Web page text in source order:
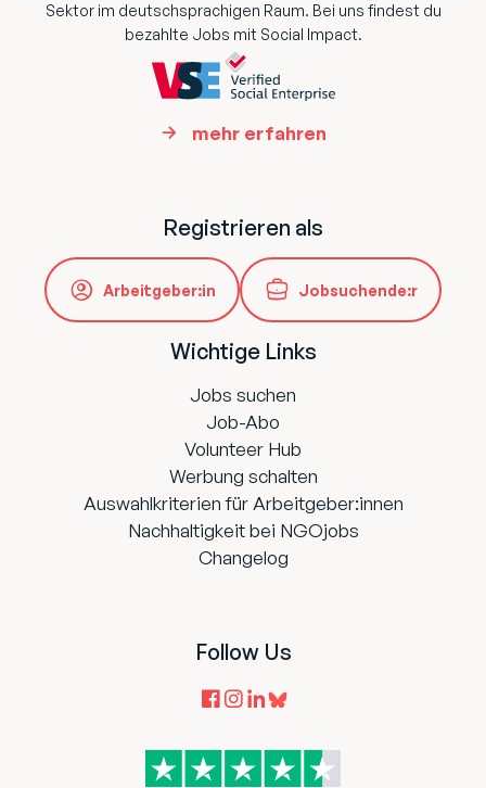
Sektor im deutschsprachigen Raum. Bei uns findest du
bezahlte Jobs mit Social Impact.
mehr erfahren
Registrieren als
Arbeitgeber:in Jobsuchende:r
Wichtige Links
Jobs suchen
Job-Abo
Volunteer Hub
Werbung schalten
Auswahlkriterien für Arbeitgeber:innen
Nachhaltigkeit bei NGOjobs
Changelog
Follow Us